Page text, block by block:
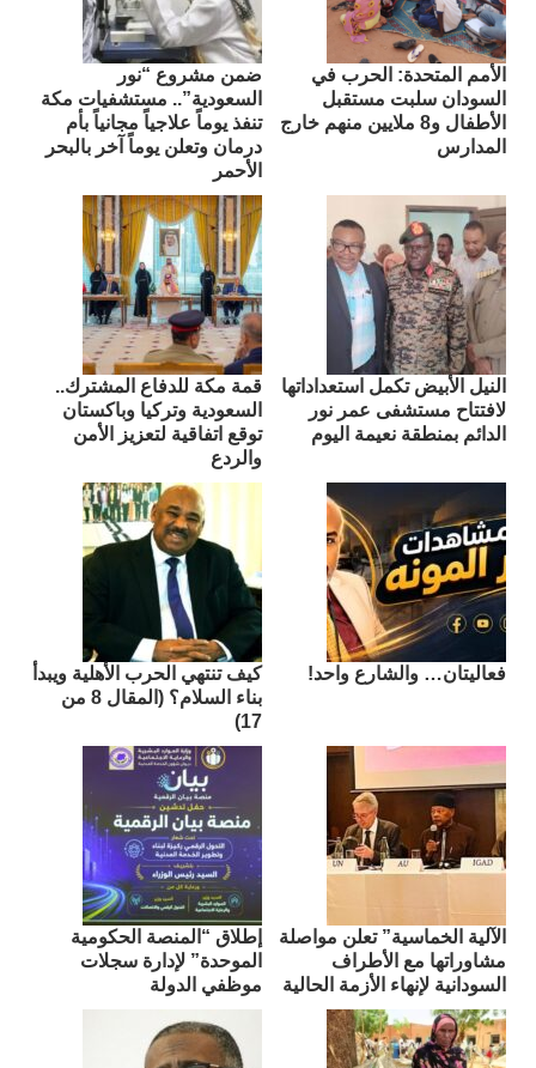
الأمم المتحدة: الحرب في
السودان سلبت مستقبل
الأطفال و8 ملايين منهم خارج
المدارس
ضمن مشروع “نور
السعودية”.. مستشفيات مكة
تنفذ يوماً علاجياً مجانياً بأم
درمان وتعلن يوماً آخر بالبحر
الأحمر
النيل الأبيض تكمل استعداداتها
لافتتاح مستشفى عمر نور
الدائم بمنطقة نعيمة اليوم
قمة مكة للدفاع المشترك..
السعودية وتركيا وباكستان
توقع اتفاقية لتعزيز الأمن
والردع
فعاليتان… والشارع واحد!
كيف تنتهي الحرب الأهلية ويبدأ
بناء السلام؟ (المقال 8 من
17)
الآلية الخماسية” تعلن مواصلة
مشاوراتها مع الأطراف
السودانية لإنهاء الأزمة الحالية
إطلاق “المنصة الحكومية
الموحدة” لإدارة سجلات
موظفي الدولة